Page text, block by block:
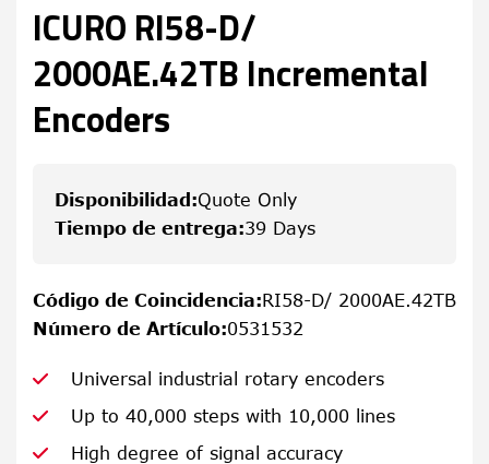
ICURO RI58-D/
2000AE.42TB Incremental
Encoders
Disponibilidad :Quote Only
Tiempo de entrega:39 Days
Código de Coincidencia:RI58-D/ 2000AE.42TB
Número de Artículo:0531532
Universal industrial rotary encoders
Up to 40,000 steps with 10,000 lines
High degree of signal accuracy